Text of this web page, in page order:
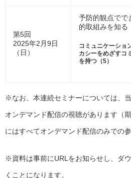
第5回
2025年2月9日
（日）
予防的観点で
的取組みを知る
コミュニケーショ
カシーをめざすコ
を持つ（5）
※なお、本連続セミナーについては、
オンデマンド配信の視聴があります（
にはすべてオンデマンド配信のみでの
※資料は事前にURLをお知らせし、ダ
くことになります。